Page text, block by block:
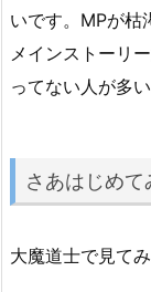
いです。MPが枯
メインストーリ
ってない人が多
さあはじめて
大魔道士で見て